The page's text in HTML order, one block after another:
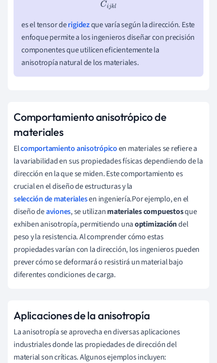
Cijkl
es el tensor derigidezque varía según la dirección. Este
enfoque permite a los ingenieros diseñar con precisión
componentes que utilicen eficientemente la
anisotropía natural de los materiales.
Comportamiento anisotrópico de
materiales
Elcomportamiento anisotrópicoen materiales se refiere a
la variabilidad en sus propiedades físicas dependiendo de la
dirección en la que se miden. Este comportamiento es
crucial en el diseño de estructuras y la
selección de materialesen ingeniería.Por ejemplo, en el
diseño deaviones, se utilizanmateriales compuestosque
exhiben anisotropía, permitiendo unaoptimizacióndel
peso y la resistencia. Al comprender cómo estas
propiedades varían con la dirección, los ingenieros pueden
prever cómo se deformará o resistirá un material bajo
diferentes condiciones de carga.
Aplicaciones de la anisotropía
La anisotropía se aprovecha en diversas aplicaciones
industriales donde las propiedades de dirección del
material son críticas. Algunos ejemplos incluyen: